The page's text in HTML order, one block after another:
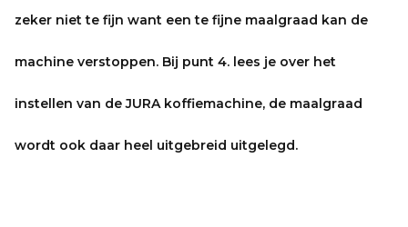
zeker niet te fijn want een te fijne maalgraad kan de
machine verstoppen. Bij punt 4. lees je over het
instellen van de JURA koffiemachine, de maalgraad
wordt ook daar heel uitgebreid uitgelegd.